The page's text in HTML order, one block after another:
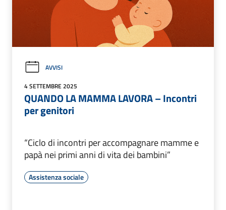
AVVISI
4 SETTEMBRE 2025
QUANDO LA MAMMA LAVORA – Incontri
per genitori
“Ciclo di incontri per accompagnare mamme e
papà nei primi anni di vita dei bambini”
Assistenza sociale